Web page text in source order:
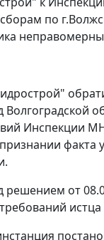
по
Инспекции
факта
от
истца